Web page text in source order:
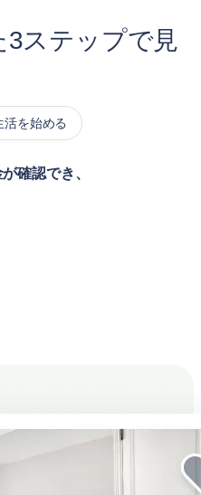
ステップで見
活を始める
確認でき、